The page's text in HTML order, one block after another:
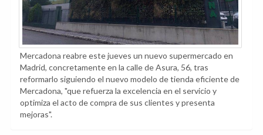
Mercadona reabre este jueves un nuevo supermercado en
Madrid, concretamente en la calle de Asura, 56, tras
reformarlo siguiendo el nuevo modelo de tienda eficiente de
Mercadona, "que refuerza la excelencia en el servicio y
optimiza el acto de compra de sus clientes y presenta
mejoras".